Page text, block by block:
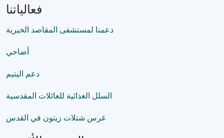
فعالياتنا
دعمنا لمستشفى المقاصد الخيرية
أضاحي
دعم اليتيم
السلل الغذائية للعائلات المقدسية
غرس شتلات زيتون في القدس